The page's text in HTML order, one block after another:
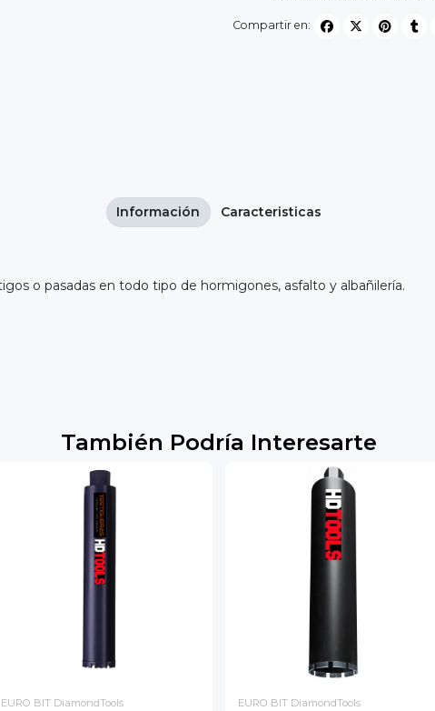
Compartir en:
o pasadas en todo tipo de hormigones, asfalto y albañilería.
Información Caracteristicas
También Podría Interesarte
EURO BIT DiamondTools EURO BIT DiamondTools